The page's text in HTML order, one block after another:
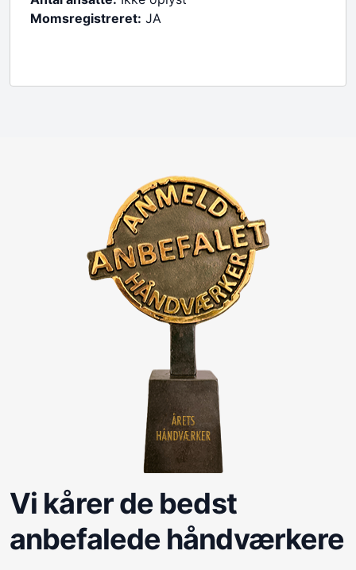
Momsregistreret: JA
Vi kårer de bedst
anbefalede håndværkere